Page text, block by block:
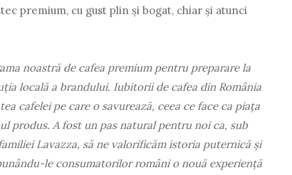
premium, cu gust plin și bogat, chiar și atunci
noastră de cafea premium pentru preparare la
locală a brandului. Iubitorii de cafea din România
cafelei pe care o savurează, ceea ce face ca piața
produs. A fost un pas natural pentru noi ca, sub
Lavazza, să ne valorificăm istoria puternică și
le consumatorilor români o nouă experiență